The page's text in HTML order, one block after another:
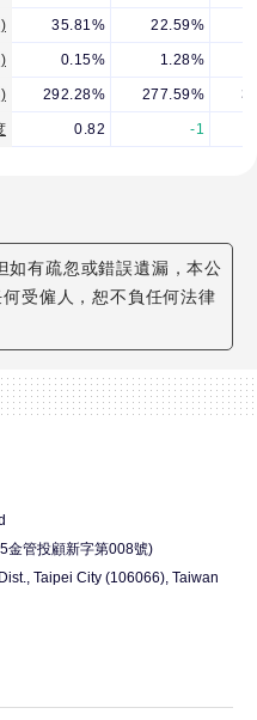
35.81% 22.59%
0.15% 1.28%
292.28% 277.59%
0.82 -1
如有疏忽或錯誤遺漏，本公
受僱人，恕不負任何法律
金管投顧新字第008號)
Taipei City (106066), Taiwan